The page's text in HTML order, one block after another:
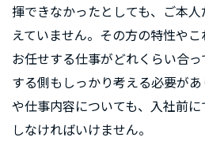
揮できなかったとしても、ご本
えていません。その方の特性や
お任せする仕事がどれくらい合
する側もしっかり考える必要が
や仕事内容についても、入社前
しなければいけません。